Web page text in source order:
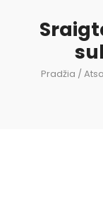
Pradžia /